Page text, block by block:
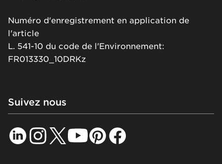
Numéro d'enregistrement en application de
l'article
L. 541-10 du code de l'Environnement:
FR013330_10DRKz
Suivez nous